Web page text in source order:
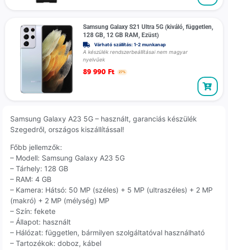
Samsung Galaxy S21 Ultra 5G (kiváló, független,
128 GB, 12 GB RAM, Ezüst)
Várható szállítás: 1-2 munkanap
A készülék rendszerbeállításai nem magyar
nyelvűek
89 990 Ft 27%
Samsung Galaxy A23 5G – használt, garanciás készülék
Szegedről, országos kiszállítással!
Főbb jellemzők:
– Modell: Samsung Galaxy A23 5G
– Tárhely: 128 GB
– RAM: 4 GB
– Kamera: Hátsó: 50 MP (széles) + 5 MP (ultraszéles) + 2 MP
(makró) + 2 MP (mélység) MP
– Szín: fekete
– Állapot: használt
– Hálózat: független, bármilyen szolgáltatóval használható
– Tartozékok: doboz, kábel